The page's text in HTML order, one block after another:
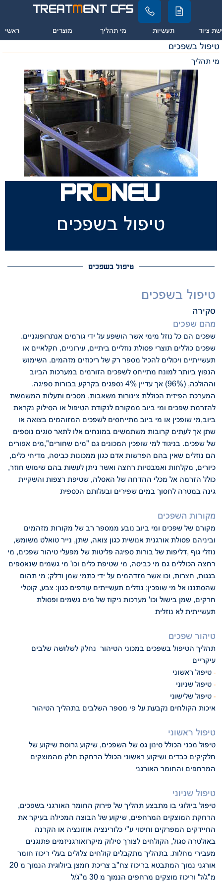
ראשי מוצרים מי תהליך תעשיות ציוד
טיפול בשפכים
מי תהליך
PRONEU
טיפול בשפכים
טיפול בשפכים
טיפול בשפכים
סקירה
מהם שפכים
.שפכים הם כל נוזל מימי אשר הושפע על ידי גורמים אנתרופוגניים
שפכים כוללים תוצרי פסולת נוזליים ביתיים, עירוניים, חקלאיים או
תעשייתיים ויכולים להכיל מספר רק של ריכוזים מזהמים. השימוש
הנפוץ ביותר למונח מתייחס לשפכים הזורמים במערכות הביוב
וההולכה, (96%)
אך עדיין 4% נספגים בקרקע בבורות ספיגה.
המערכת הפיזית הכוללת צינורות משאבות, מסכים ותעלות המשמשת
להזרמת שפכים ומי ביוב ממקורם לנקודת הטיפול או הסילוק נקראת
ביוב,מי שופכין או מי ביוב מתייחסים לשפכים המזוהמים בצואה או
שתן אך לעתים קרובות משתמשים במונחים אלו לתאר סוגים נוספים
של שפכים. בניגוד למי שופכין המכונים גם "מים שחורים",מים אפורים
הם נוזלים שאין בהם הפרשות אדםכגון ממכונות כביסה, מדיחי כלים,
כיורים, מקלחות ואמבטיות רחצה ואשר ניתן לעשות בהם שימוש חוזר,
כולל הזרמה אל מכלי ההדחה של האסלה, שטיפת רצפות והשקיית
גינה במטרה לחסוך במים שפירים ובעלותם הכספית
מקורות השפכים
מקורם של שפכים ומי ביוב נובע ממספר רב של מקורות מזהמים
וביניהם פסולת אורגנית אנושית כגון צואה, שתן, נייר טואלט משומש,
נוזלי גוף ,דליפות של בורות ספיגה פליטות של מפעלי טיהור שפכים, מי
רחצה הכוללים גם מי כביסה, מי שטיפת כלים וכו' מי גשמים שנאספים
בגגות, חצרות, וכו אשר מזדהמים על ידי כתמי שמן ודלק; מי תהום
שהסתננו אל מי שופכין; נוזלים תעשייתים עודפים כגון: צבע, קוטלי
חרקים, שמן בישול וכו' מערכות ניקוז של מים גשמים ופסולת
תעשייתית לא נוזלית
טיהור שפכים
תהליך הטיפול בשפכים במכוני הטיהור נחלק לשלושה שלבים
עיקריים
טיפול ראשוני -
טיפול שניוני -
טיפול שלישוני -
איכות הקולחים נקבעת על פי מספר השלבים בתהליך הטיהור
טיפול ראשוני
טיפול מכני הכולל סינון גס של השפכים, שיקוע גרוסת שיקוע של
חלקיקיםכבדים ושיקוע ראשוני הכולל הרחקת חלק מהמוצקים
המרחפים והחומר האורגני
טיפול שניוני
טיפול ביולוגי בו מתבצע תהליך של פירוק החומר האורגני בשפכים,
הרחקת המוצקים המרחפים, שיקוע של הבוצה המכילה בעיקר את
החיידקים המפרקים וחיטוי ע"יכלורינציה אוזונציה או הקרנה
באולטרה סגול, הקולחים לצורך סילוק מיקרואורגניזמים פתוגנים
מעבירי מחלות. בתהליך מתקבלים קולחים צלולים בעלי ריכוז חומר
אורגני נמוך
המתבטא בריכוז צח"ב צריכת חמצן ביולוגית הנמוך מ 20
מ"ג/ל' וריכוז מוצקים מרחפים הנמוך מ 30 מ"ג/ל